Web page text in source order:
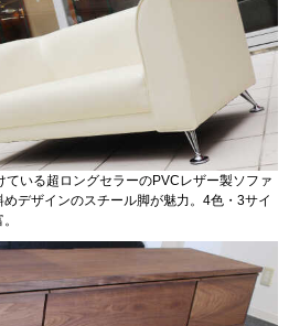
いる超ロングセラーのPVCレザー製ソファ
デザインのスチール脚が魅力。4色・3サイ